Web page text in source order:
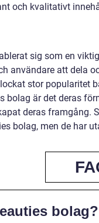
och kvalitativt
sig som en
användare att dela
stor popularitet
bolag är det deras
deras framgång.
bolag, men de har
bolag?